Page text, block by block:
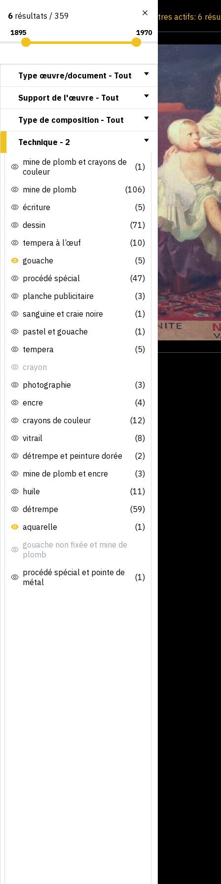
Consultation par image Filtres actifs: 6
6 résultats / 359
Type œuvre/document - Tout
Support de l'œuvre - Tout
Type de composition - Tout
Technique - 2
mine de plomb et crayons de
couleur
(1)
mine de plomb
(106)
écriture
(5)
dessin
(71)
tempera à l’œuf
(10)
gouache
(5)
procédé spécial
(47)
planche publicitaire
(3)
sanguine et craie noire
(1)
pastel et gouache
(1)
tempera
(5)
crayon
photographie
(3)
encre
(4)
crayons de couleur
(12)
vitrail
(8)
détrempe et peinture dorée
(2)
mine de plomb et encre
(3)
huile
(11)
détrempe
(59)
aquarelle
(1)
gouache non fixée et mine de
plomb
procédé spécial et pointe de
métal
(1)